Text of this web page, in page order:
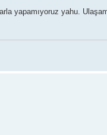
yapamıyoruz yahu.